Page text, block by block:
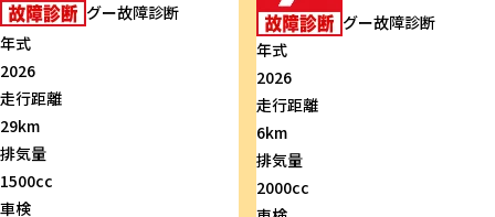
グー故障診断
年式
2026
走行距離
29km
排気量
1500cc
車検
グー故障診断
年式
2026
走行距離
6km
排気量
2000cc